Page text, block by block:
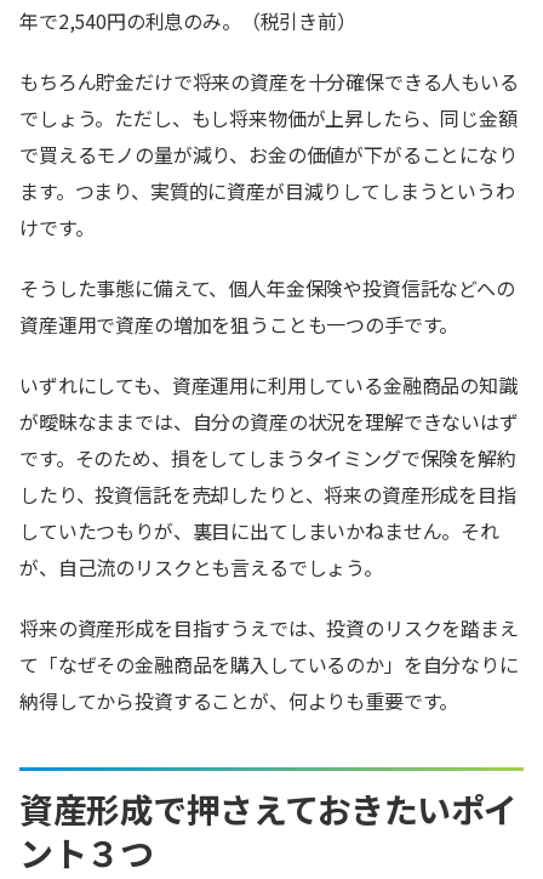
年で2,540円の利息のみ。（税引き前）
もちろん貯金だけで将来の資産を十分確保できる人もいる
でしょう。ただし、もし将来物価が上昇したら、同じ金額
で買えるモノの量が減り、お金の価値が下がることになり
ます。つまり、実質的に資産が目減りしてしまうというわ
けです。
そうした事態に備えて、個人年金保険や投資信託などへの
資産運用で資産の増加を狙うことも一つの手です。
いずれにしても、資産運用に利用している金融商品の知識
が曖昧なままでは、自分の資産の状況を理解できないはず
です。そのため、損をしてしまうタイミングで保険を解約
したり、投資信託を売却したりと、将来の資産形成を目指
していたつもりが、裏目に出てしまいかねません。それ
が、自己流のリスクとも言えるでしょう。
将来の資産形成を目指すうえでは、投資のリスクを踏まえ
て「なぜその金融商品を購入しているのか」を自分なりに
納得してから投資することが、何よりも重要です。
資産形成で押さえておきたいポイ
ント３つ